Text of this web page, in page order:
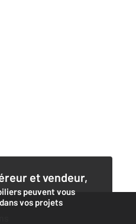
et vendeur,
peuvent vous
vos projets